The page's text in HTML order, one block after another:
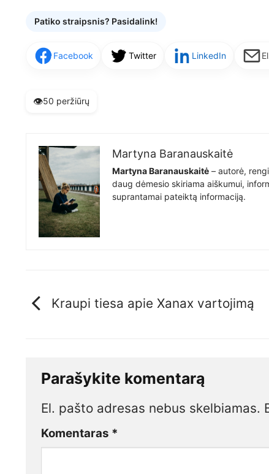
Patiko straipsnis? Pasidalink!
Facebook Twitter LinkedIn
👁️50 peržiūrų
Martyna Baranauskaitė
Martyna Baranauskaitė – autorė,
daug dėmesio skiriama aiškumui,
suprantamai pateiktą informaciją.
Kraupi tiesa apie Xanax vartojimą
Parašykite komentarą
El. pašto adresas nebus skelbiamas.
Komentaras *